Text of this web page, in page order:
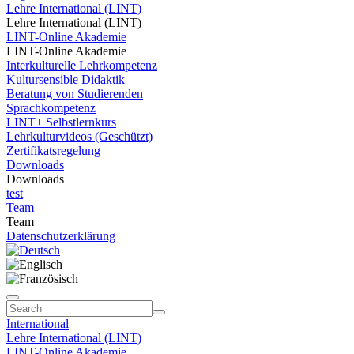
Lehre International (LINT)
Lehre International (LINT)
LINT-Online Akademie
LINT-Online Akademie
Interkulturelle Lehrkompetenz
Kultursensible Didaktik
Beratung von Studierenden
Sprachkompetenz
LINT+ Selbstlernkurs
Lehrkulturvideos (Geschützt)
Zertifikatsregelung
Downloads
Downloads
test
Team
Team
Datenschutzerklärung
International
Lehre International (LINT)